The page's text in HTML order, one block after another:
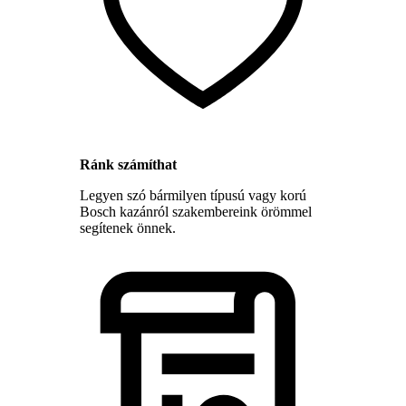
Ránk számíthat
Legyen szó bármilyen típusú vagy korú
Bosch kazánról szakembereink örömmel
segítenek önnek.